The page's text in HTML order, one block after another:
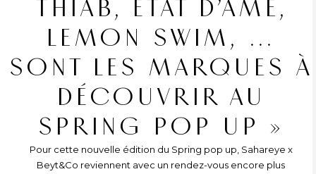
THIAB, ÉTAT D’ÂME,
LEMON SWIM, …
SONT LES MARQUES À
DÉCOUVRIR AU
SPRING POP UP »
Pour cette nouvelle édition du Spring pop up, Sahareye x
Beyt&Co reviennent avec un rendez-vous encore plus